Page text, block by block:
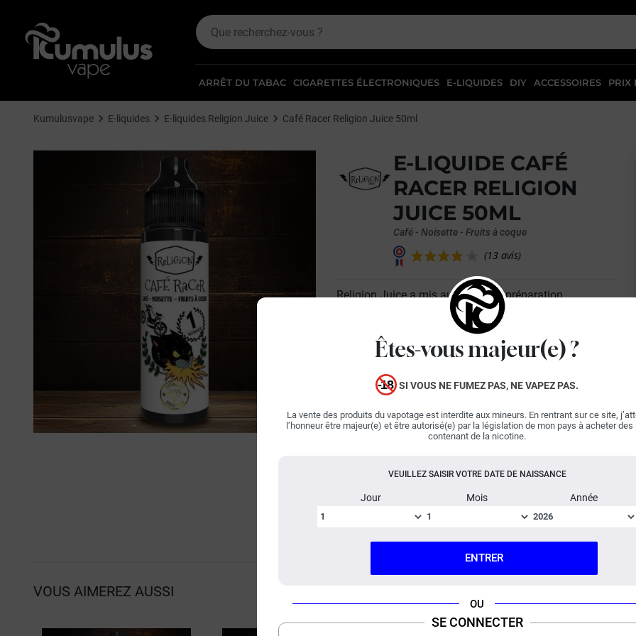
Êtes-vous majeur(e) ?
SI VOUS NE FUMEZ PAS, NE VAPEZ PAS.
La vente des produits du vapotage est interdite aux mineurs. En rentrant sur ce site,
l’honneur être majeur(e) et être autorisé(e) par la législation de mon pays à acheter des
contenant de la nicotine.
VEUILLEZ SAISIR VOTRE DATE DE NAISSANCE
Jour Mois Année
ENTRER
OU
SE CONNECTER
ARRÊT DU TABAC CIGARETTES ÉLECTRONIQUES E-LIQUIDES DIY ACCESSOIRES PRIX
Kumulusvape E-liquides E-liquides Religion Juice Café Racer Religion Juice 50ml
E-LIQUIDE CAFÉ
RACER RELIGION
JUICE 50ML
(13 avis)
Café - Noisette - Fruits à coque
Religion Juice a mis au point une préparation
somptueuse ! A travers le eliquide Café
utilisateurs de cigarettes électroniques retrouveront les
saveurs du café, desnoisetteset des fruits à coque.
Religion Juice est une marque du groupe Kumulus
Fabriqué en France ; Dosage PG/VG : 30% / 70%.
VOUS AIMEREZ AUSSI